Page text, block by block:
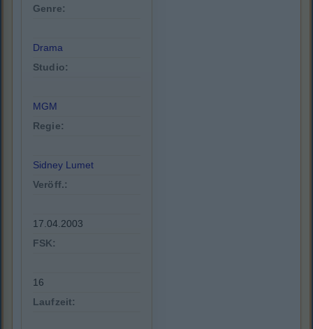
Genre:
Drama
Studio:
MGM
Regie:
Sidney Lumet
Veröff.:
17.04.2003
FSK:
16
Laufzeit: